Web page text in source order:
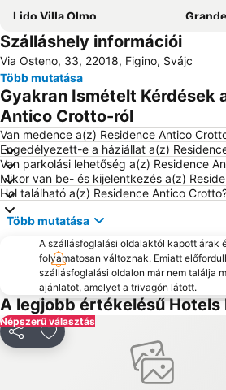
Lido Villa Olmo
Monastero di Torba
Locarno Film Festival
Lago di
Skiarena Valchiavenna
Szálláshely információi
Via Osteno, 33, 22018, Figino, Svájc
Több mutatása
Gyakran Ismételt Kérdések
Antico Crotto-ról
Van medence a(z) Residence Antico
Engedélyezett-e a háziállat a(z)
Van parkolási lehetőség a(z) Residence
Mikor van be- és kijelentkezés a(z)
Hol található a(z) Residence Antico
Több mutatása
A szállásfoglalási oldalaktól kapott árak
folyamatosan változnak. Emiatt
szállásfoglalási oldalon már nem találja
ajánlatot, amelyet a trivagón látott.
A legjobb értékelésű Hotels
Népszerű választás
MegosztásHozzáadás a kedvencekhez